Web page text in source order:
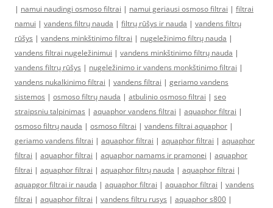
| namui naudingi osmoso filtrai | namui geriausi osmoso filtrai | filtrai
namui | vandens filtrų nauda | filtrų rūšys ir nauda | vandens filtrų
rūšys | vandens minkštinimo filtrai | nugeležinimo filtrų nauda |
vandens filtrai nugeležinimui | vandens minkštinimo filtrų nauda |
vandens filtrų rūšys | nugeležinimo ir vandens monkštinimo filtrai |
vandens nukalkinimo filtrai | vandens filtrai | geriamo vandens
sistemos | osmoso filtrų nauda | atbulinio osmoso filtrai | seo
straipsniu talpinimas | aquaphor vandens filtrai | aquaphor filtrai |
osmoso filtrų nauda | osmoso filtrai | vandens filtrai aquaphor |
geriamo vandens filtrai | aquaphor filtrai | aquaphor filtrai | aquaphor
filtrai | aquaphor filtrai | aquaphor namams ir pramonei | aquaphor
filtrai | aquaphor filtrai | aquaphor filtrų nauda | aquaphor filtrai |
aquapgor filtrai ir nauda | aquaphor filtrai | aquaphor filtrai | vandens
filtrai | aquaphor filtrai | vandens filtru rusys | aquaphor s800 |